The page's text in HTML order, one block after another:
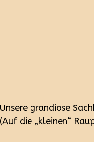
Unsere grandiose
(Auf die „kleinen“